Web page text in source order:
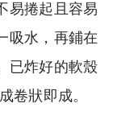
易捲起且容易
吸水，再鋪在
已炸好的軟殼
卷狀即成。